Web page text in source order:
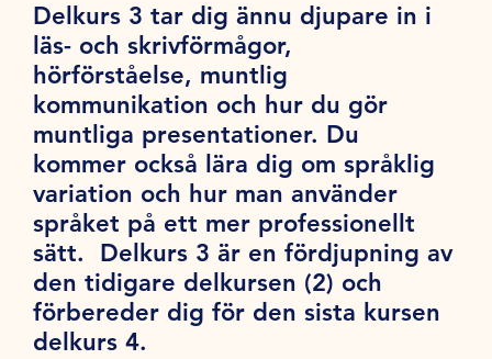
Delkurs 3 tar dig ännu djupare in i
läs- och skrivförmågor,
hörförståelse, muntlig
kommunikation och hur du gör
muntliga presentationer. Du
kommer också lära dig om språklig
variation och hur man använder
språket på ett mer professionellt
sätt. Delkurs 3 är en fördjupning av
den tidigare delkursen (2) och
förbereder dig för den sista kursen
delkurs 4.